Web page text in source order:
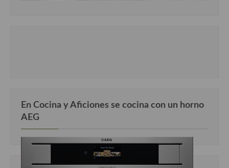
En Cocina y Aficiones se cocina con un horno
AEG